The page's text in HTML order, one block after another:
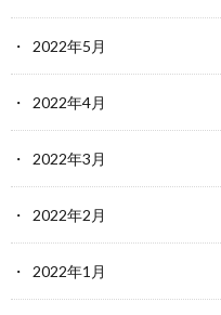
2022年5月
2022年4月
2022年3月
2022年2月
2022年1月